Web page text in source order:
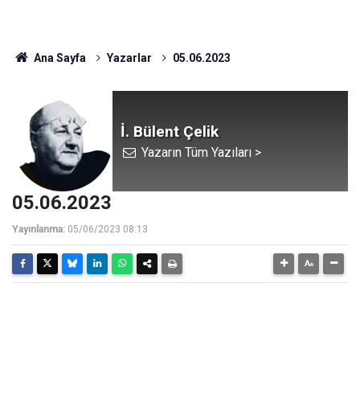
Ana Sayfa Yazarlar 05.06.2023
İ. Bülent Çelik
Yazarın Tüm Yazıları >
05.06.2023
Yayınlanma: 05/06/2023 08:13